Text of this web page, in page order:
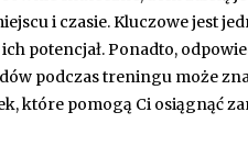
i czasie. Kluczowe jest
potencjał. Ponadto,
podczas treningu może
które pomogą Ci osiągnąć